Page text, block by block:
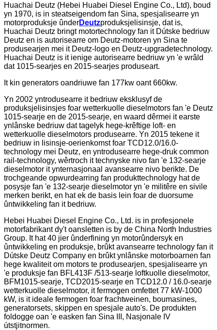
Huachai Deutz (Hebei Huabei Diesel Engine Co., Ltd), boud
yn 1970, is in steatseigendom fan Sina, spesjalisearre yn
motorproduksje ûnderDeutzproduksjelisinsje, dat is,
Huachai Deutz bringt motortechnology fan it Dútske bedriuw
Deutz en is autorisearre om Deutz-motoren yn Sina te
produsearjen mei it Deutz-logo en Deutz-upgradetechnology.
Huachai Deutz is it ienige autorisearre bedriuw yn 'e wrâld
dat 1015-searjes en 2015-searjes produseart.
It kin generators oandriuwe fan 177kw oant 660kw.
Yn 2002 yntrodusearre it bedriuw eksklusyf de
produksjelisinsjes foar wetterkuolle dieselmotors fan 'e Deutz
1015-searje en de 2015-searje, en waard dêrmei it earste
ynlânske bedriuw dat tagelyk hege-krêftige loft- en
wetterkuolle dieselmotors produsearre. Yn 2015 tekene it
bedriuw in lisinsje-oerienkomst foar TCD12.0/16.0-
technology mei Deutz, en yntrodusearre hege-druk common
rail-technology, wêrtroch it technyske nivo fan 'e 132-searje
dieselmotor it ynternasjonaal avansearre nivo berikte. De
trochgeande opwurdearring fan produkttechnology hat de
posysje fan 'e 132-searje dieselmotor yn 'e militêre en sivile
merken berikt, en hat ek de basis lein foar de duorsume
ûntwikkeling fan it bedriuw.
Hebei Huabei Diesel Engine Co., Ltd. is in profesjonele
motorfabrikant dy't oansletten is by de China North Industries
Group. It hat 40 jier ûnderfining yn motorûndersyk en
ûntwikkeling en produksje, brûkt avansearre technology fan it
Dútske Deutz Company en brûkt ynlânske motorboarnen fan
hege kwaliteit om motors te produsearjen, spesjalisearre yn
'e produksje fan BFL413F /513-searje loftkuolle dieselmotor,
BFM1015-searje, TCD2015-searje en TCD12.0 / 16.0-searje
wetterkuolle dieselmotor, it fermogen omfettet 77 kW-1000
kW, is it ideale fermogen foar frachtweinen, boumasines,
generatorsets, skippen en spesjale auto's. De produkten
foldogge oan 'e easken fan Sina III, Nasjonale IV
útstjitnormen.